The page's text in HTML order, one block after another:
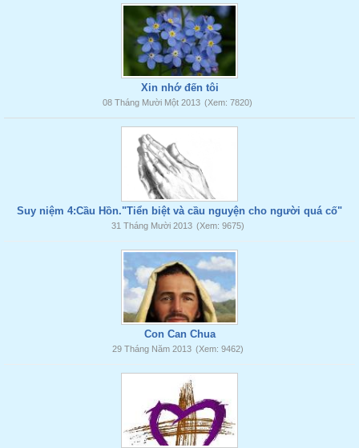
Xin nhớ đến tôi
08 Tháng Mười Một 2013 (Xem: 7820)
Suy niệm 4:Cầu Hồn."Tiển biệt và cầu nguyện cho người quá cố"
31 Tháng Mười 2013 (Xem: 9675)
Con Can Chua
29 Tháng Năm 2013 (Xem: 9462)